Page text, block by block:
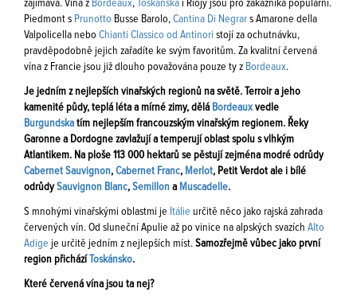
zajímavá. Vína z Bordeaux, Toskánska i Riojy jsou pro zákazníka populární.
Piedmont s Prunotto Busse Barolo, Cantina Di Negrar s Amarone della
Valpolicella nebo Chianti Classico od Antinori stojí za ochutnávku,
pravděpodobně jejich zařadíte ke svým favoritům. Za kvalitní červená
vína z Francie jsou již dlouho považována pouze ty z Bordeaux.
Je jedním z nejlepších vinařských regionů na světě. Terroir a jeho
kamenité půdy, teplá léta a mírné zimy, dělá Bordeaux vedle
Burgundska tím nejlepším francouzským vinařským regionem. Řeky
Garonne a Dordogne zavlažují a temperují oblast spolu s vlhkým
Atlantikem. Na ploše 113 000 hektarů se pěstují zejména modré odrůdy
Cabernet Sauvignon, Cabernet Franc, Merlot, Petit Verdot ale i bílé
odrůdySauvignon Blanc, Semillon a Muscadelle.
S mnohými vinařskými oblastmi je Itálie určitě něco jako rajská zahrada
červených vín. Od sluneční Apulie až po vinice na alpských svazích Alto
Adige je určitě jedním z nejlepších míst. Samozřejmě vůbec jako první
region přichází Toskánsko.
Které červená vína jsou ta nej?